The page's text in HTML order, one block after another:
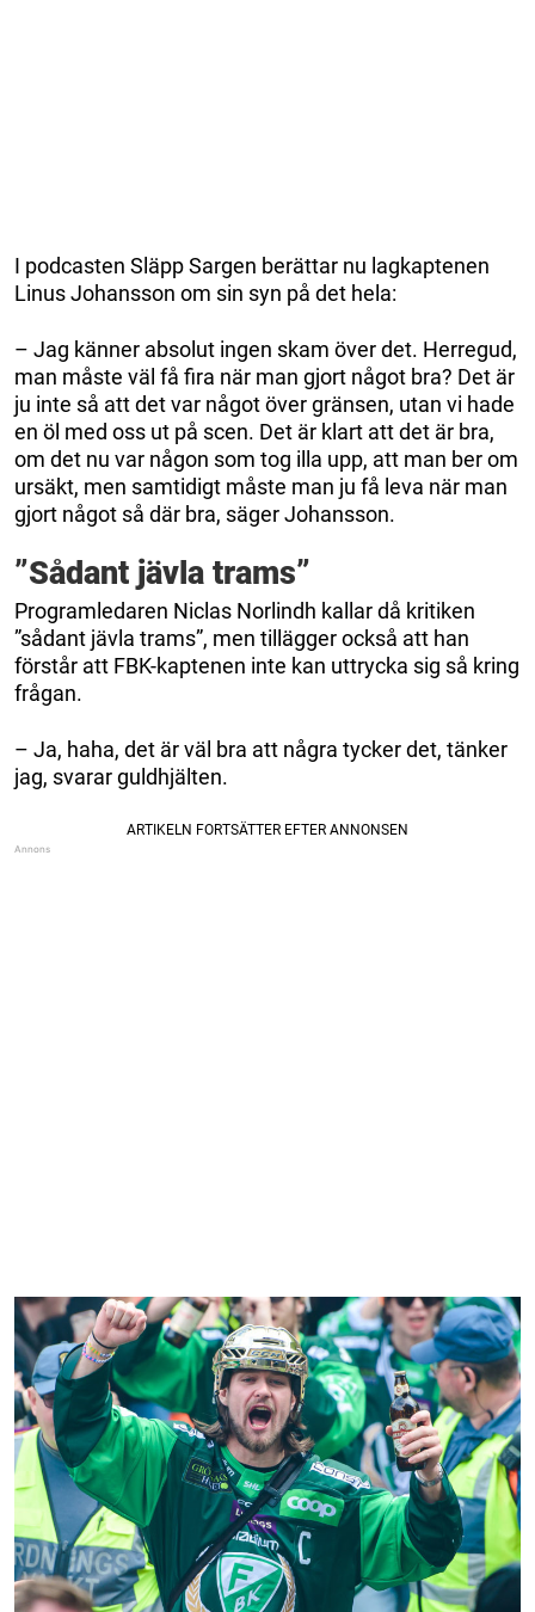
I podcasten Släpp Sargen berättar nu lagkaptenen
Linus Johansson om sin syn på det hela:
– Jag känner absolut ingen skam över det. Herregud,
man måste väl få fira när man gjort något bra? Det är
ju inte så att det var något över gränsen, utan vi hade
en öl med oss ut på scen. Det är klart att det är bra,
om det nu var någon som tog illa upp, att man ber om
ursäkt, men samtidigt måste man ju få leva när man
gjort något så där bra, säger Johansson.
”Sådant jävla trams”
Programledaren Niclas Norlindh kallar då kritiken
”sådant jävla trams”, men tillägger också att han
förstår att FBK-kaptenen inte kan uttrycka sig så kring
frågan.
– Ja, haha, det är väl bra att några tycker det, tänker
jag, svarar guldhjälten.